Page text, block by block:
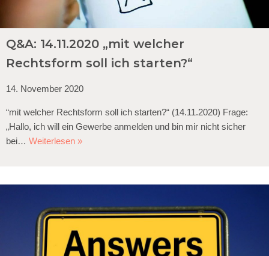
Q&A: 14.11.2020 „mit welcher
Rechtsform soll ich starten?“
14. November 2020
“mit welcher Rechtsform soll ich starten?“ (14.11.2020) Frage:
„Hallo, ich will ein Gewerbe anmelden und bin mir nicht sicher
bei… Weiterlesen »